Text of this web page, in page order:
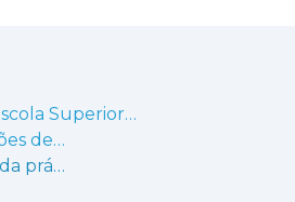
ESELx - Escola Superior de Educação de Lisboa
ESELx - Dissertações de Mestrado
Qual a influência da prática de Tertúlias Dialógicas Literárias na produção oral de alunos do 6.º ano de escolaridade?